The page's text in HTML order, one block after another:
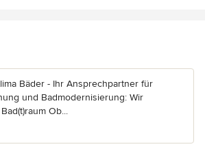
Bäder - Ihr Ansprechpartner für
und Badmodernisierung: Wir
Ob...